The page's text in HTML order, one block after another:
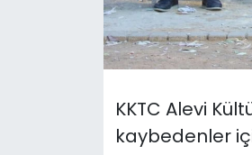
KKTC Alevi
kaybedenler
Otomobil Dünyası
Politika